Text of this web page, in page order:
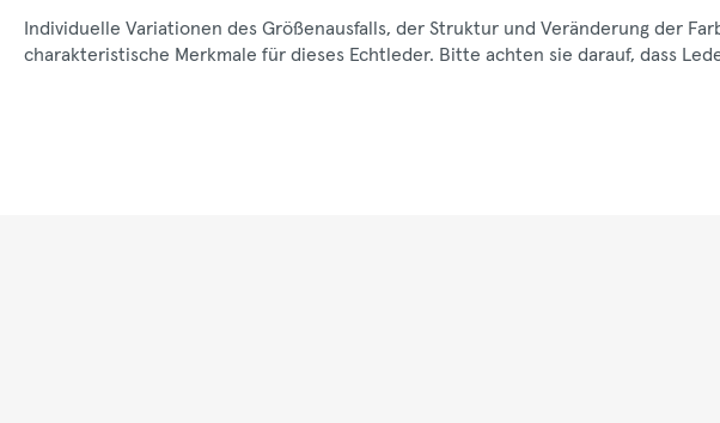
Individuelle Variationen des Größenausfalls, der Struktur und Veränderung der
charakteristische Merkmale für dieses Echtleder. Bitte achten sie darauf, dass